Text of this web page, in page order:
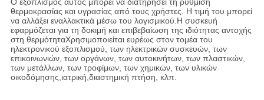
Ο εξοπλισμός αυτός μπορεί να διατηρήσει τη ρύθμιση
θερμοκρασίας και υγρασίας από τους χρήστες. Η τιμή του μπορεί
να αλλάξει εναλλακτικά μέσω του λογισμικού.Η συσκευή
εφαρμόζεται για τη δοκιμή και επιβεβαίωση της ιδιότητας αντοχής
στη θερμότηταΧρησιμοποιείται ευρέως στον τομέα του
ηλεκτρονικού εξοπλισμού, των ηλεκτρικών συσκευών, των
επικοινωνιών, των οργάνων, των αυτοκινήτων, των πλαστικών,
των μετάλλων, των τροφίμων, των χημικών, των υλικών
οικοδόμησης,ιατρική,διαστημική πτήση, κλπ.